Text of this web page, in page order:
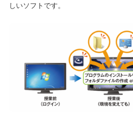
しいソフトです。